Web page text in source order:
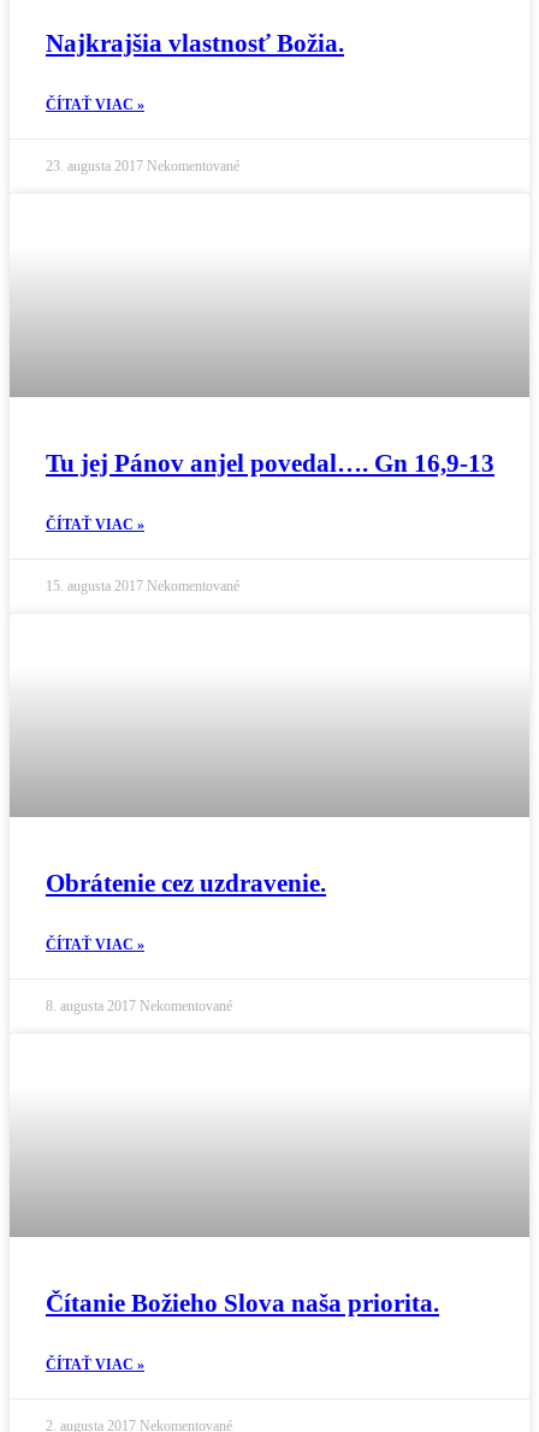
Najkrajšia vlastnosť Božia.
ČÍTAŤ VIAC »
23. augusta 2017 Nekomentované
Tu jej Pánov anjel povedal…. Gn 16,9-13
ČÍTAŤ VIAC »
15. augusta 2017 Nekomentované
Obrátenie cez uzdravenie.
ČÍTAŤ VIAC »
8. augusta 2017 Nekomentované
Čítanie Božieho Slova naša priorita.
ČÍTAŤ VIAC »
2. augusta 2017 Nekomentované